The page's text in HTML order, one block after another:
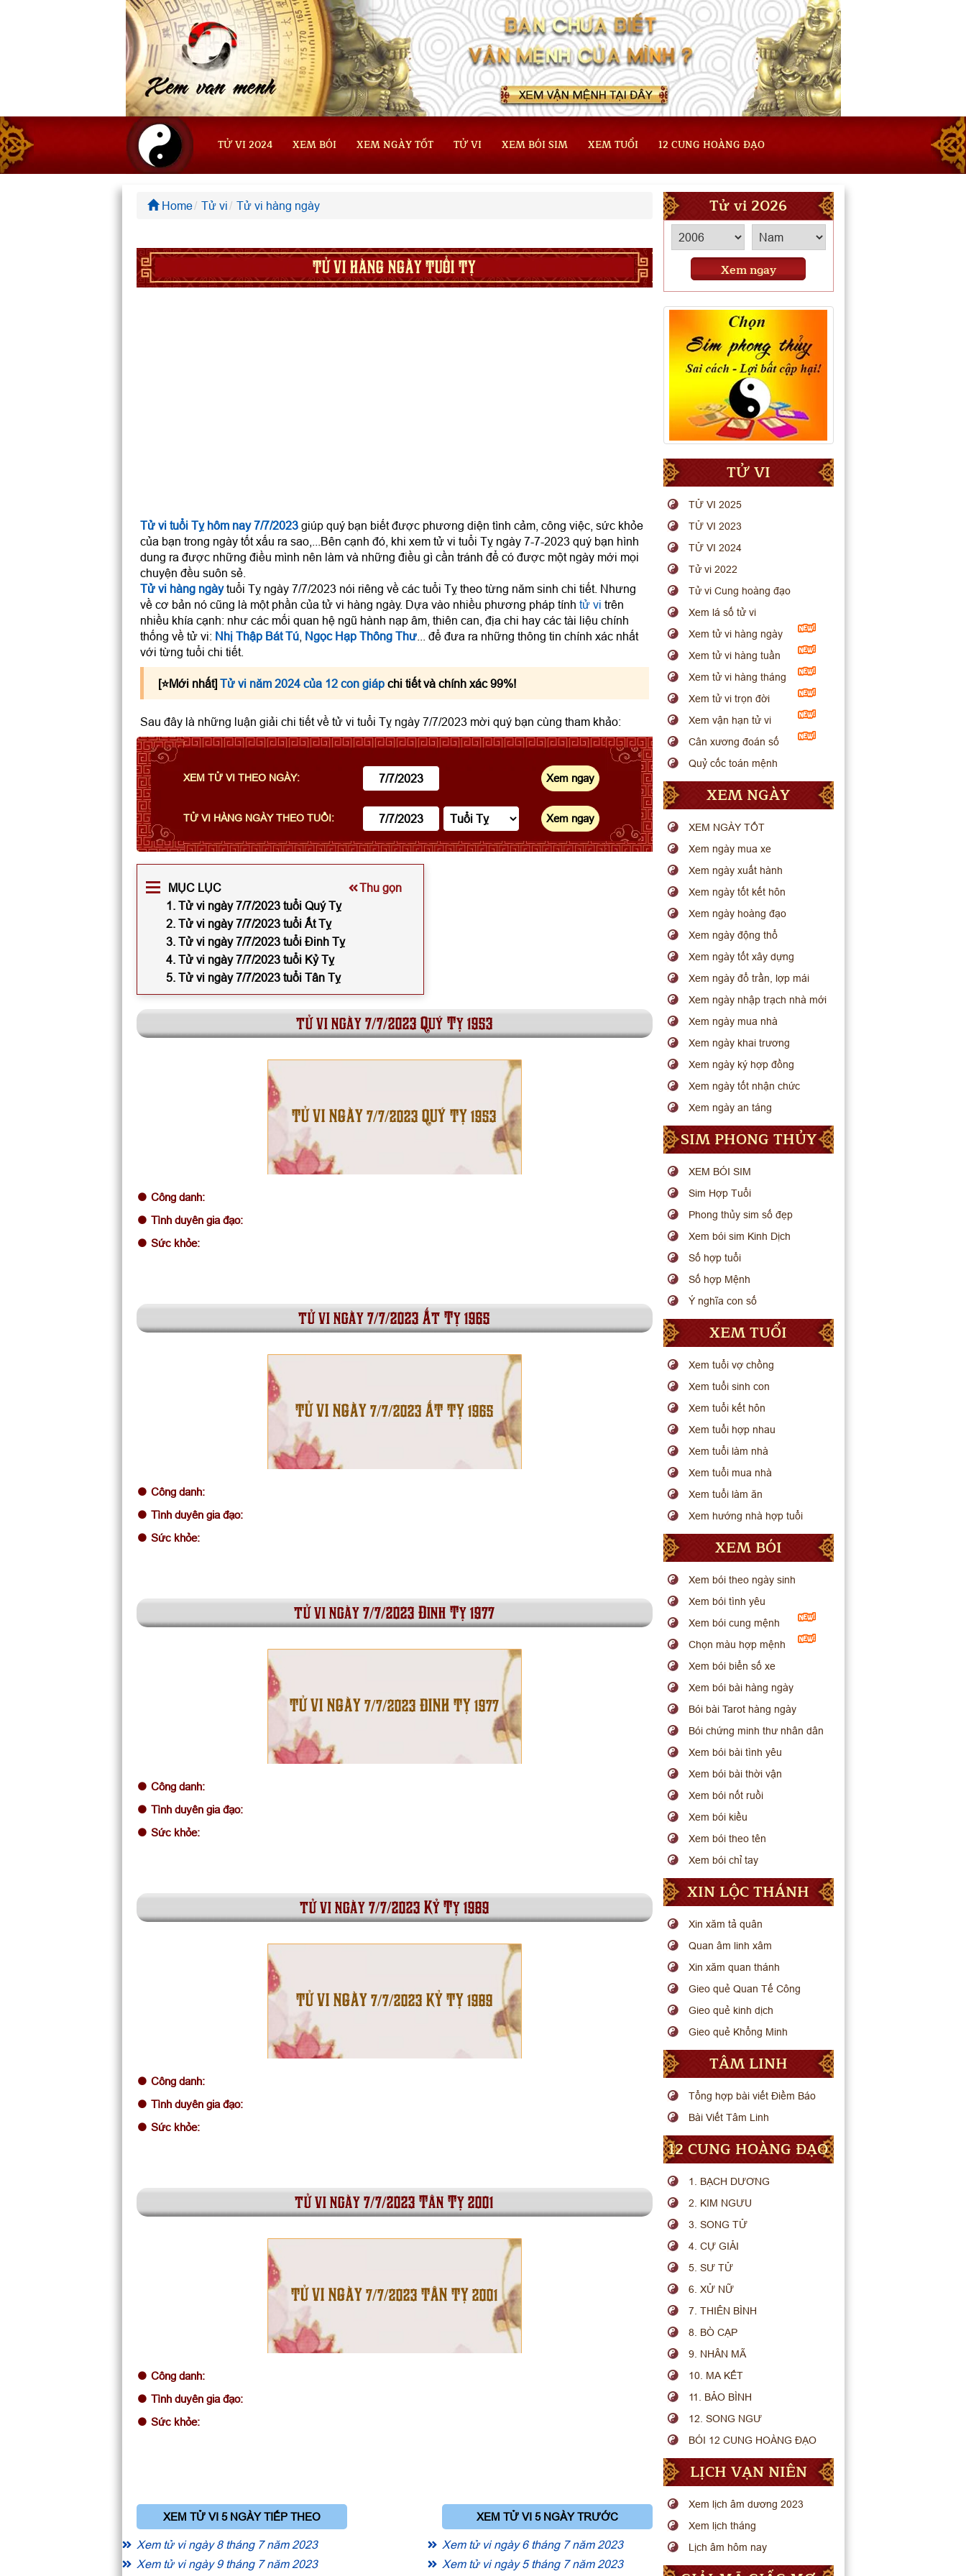
TỬ VI 2024 XEM BÓI XEM NGÀY TỐT TỬ VI XEM BÓI SIM XEM TUỔI 12 CUNG HOÀNG ĐẠO
Home Tử vi Tử vi hàng ngày
TỬ VI HÀNG NGÀY TUỔI TỴ
Tử vi tuổi Tỵ hôm nay 7/7/2023giúp quý bạn biết được phương diện tình cảm, công việc, sức khỏe
của bạn trong ngày tốt xấu ra sao,...Bên cạnh đó, khi xem tử vi tuổi Tỵ ngày 7-7-2023 quý bạn hình
dung ra được những điều mình nên làm và những điều gì cần tránh để có được một ngày mới mọi
chuyện đều suôn sẻ.
Tử vi hàng ngàytuổi Tỵ ngày 7/7/2023 nói riêng về các tuổi Tỵ theo từng năm sinh chi tiết. Nhưng
về cơ bản nó cũng là một phần của tử vi hàng ngày. Dựa vào nhiều phương pháp tính tử vi trên
nhiều khía cạnh: như các mối quan hệ ngũ hành nạp âm, thiên can, địa chi hay các tài liệu chính
thống về tử vi: Nhị Thập Bát Tú, Ngọc Hạp Thông Thư... để đưa ra những thông tin chính xác nhất
với từng tuổi chi tiết.
[⭐️Mới nhất] Tử vi năm 2024 của 12 con giápchi tiết và chính xác 99%!
Sau đây là những luận giải chi tiết về tử vi tuổi Tỵ ngày 7/7/2023 mời quý bạn cùng tham khảo:
XEM TỬ VI THEO NGÀY:
TỬ VI HÀNG NGÀY THEO TUỔI:
MỤC LỤC
Thu gọn
1. Tử vi ngày 7/7/2023 tuổi Quý Tỵ
2. Tử vi ngày 7/7/2023 tuổi Ất Tỵ
3. Tử vi ngày 7/7/2023 tuổi Đinh Tỵ
4. Tử vi ngày 7/7/2023 tuổi Kỷ Tỵ
5. Tử vi ngày 7/7/2023 tuổi Tân Tỵ
tử vi ngày 7/7/2023 Quý Tỵ 1953
TỬ VI NGÀY 7/7/2023 QUÝ TỴ 1953
Công danh:
Tình duyên gia đạo:
Sức khỏe:
tử vi ngày 7/7/2023 Ất Tỵ 1965
TỬ VI NGÀY 7/7/2023 ẤT TỴ 1965
Công danh:
Tình duyên gia đạo:
Sức khỏe:
tử vi ngày 7/7/2023 Đinh Tỵ 1977
TỬ VI NGÀY 7/7/2023 ĐINH TỴ 1977
Công danh:
Tình duyên gia đạo:
Sức khỏe:
tử vi ngày 7/7/2023 Kỷ Tỵ 1989
TỬ VI NGÀY 7/7/2023 KỶ TỴ 1989
Công danh:
Tình duyên gia đạo:
Sức khỏe:
tử vi ngày 7/7/2023 Tân Tỵ 2001
TỬ VI NGÀY 7/7/2023 TÂN TỴ 2001
Công danh:
Tình duyên gia đạo:
Sức khỏe:
XEM TỬ VI 5 NGÀY TIẾP THEO
Xem tử vi ngày 8 tháng 7 năm 2023
Xem tử vi ngày 9 tháng 7 năm 2023
XEM TỬ VI 5 NGÀY TRƯỚC
Xem tử vi ngày 6 tháng 7 năm 2023
Xem tử vi ngày 5 tháng 7 năm 2023
Tử vi 2026
Xem ngay
TỬ VI
TỬ VI 2025
TỬ VI 2023
TỬ VI 2024
Tử vi 2022
Tử vi Cung hoàng đạo
Xem lá số tử vi
Xem tử vi hàng ngày
Xem tử vi hàng tuần
Xem tử vi hàng tháng
Xem tử vi trọn đời
Xem vận hạn tử vi
Cân xương đoán số
Quỷ cốc toán mệnh
XEM NGÀY
XEM NGÀY TỐT
Xem ngày mua xe
Xem ngày xuất hành
Xem ngày tốt kết hôn
Xem ngày hoàng đạo
Xem ngày động thổ
Xem ngày tốt xây dựng
Xem ngày đổ trần, lợp mái
Xem ngày nhập trạch nhà mới
Xem ngày mua nhà
Xem ngày khai trương
Xem ngày ký hợp đồng
Xem ngày tốt nhận chức
Xem ngày an táng
SIM PHONG THỦY
XEM BÓI SIM
Sim Hợp Tuổi
Phong thủy sim số đẹp
Xem bói sim Kinh Dịch
Số hợp tuổi
Số hợp Mệnh
Ý nghĩa con số
XEM TUỔI
Xem tuổi vợ chồng
Xem tuổi sinh con
Xem tuổi kết hôn
Xem tuổi hợp nhau
Xem tuổi làm nhà
Xem tuổi mua nhà
Xem tuổi làm ăn
Xem hướng nhà hợp tuổi
XEM BÓI
Xem bói theo ngày sinh
Xem bói tình yêu
Xem bói cung mệnh
Chọn màu hợp mệnh
Xem bói biển số xe
Xem bói bài hàng ngày
Bói bài Tarot hàng ngày
Bói chứng minh thư nhân dân
Xem bói bài tình yêu
Xem bói bài thời vận
Xem bói nốt ruồi
Xem bói kiều
Xem bói theo tên
Xem bói chỉ tay
XIN LỘC THÁNH
Xin xăm tả quân
Quan âm linh xâm
Xin xăm quan thánh
Gieo quẻ Quan Tế Công
Gieo quẻ kinh dịch
Gieo quẻ Khổng Minh
TÂM LINH
Tổng hợp bài viết Điềm Báo
Bài Viết Tâm Linh
12 CUNG HOÀNG ĐẠO
1. BẠCH DƯƠNG
2. KIM NGƯU
3. SONG TỬ
4. CỰ GIẢI
5. SƯ TỬ
6. XỬ NỮ
7. THIÊN BÌNH
8. BÒ CẠP
9. NHÂN MÃ
10. MA KẾT
11. BẢO BÌNH
12. SONG NGƯ
BÓI 12 CUNG HOÀNG ĐẠO
LỊCH VẠN NIÊN
Xem lịch âm dương 2023
Xem lịch tháng
Lịch âm hôm nay